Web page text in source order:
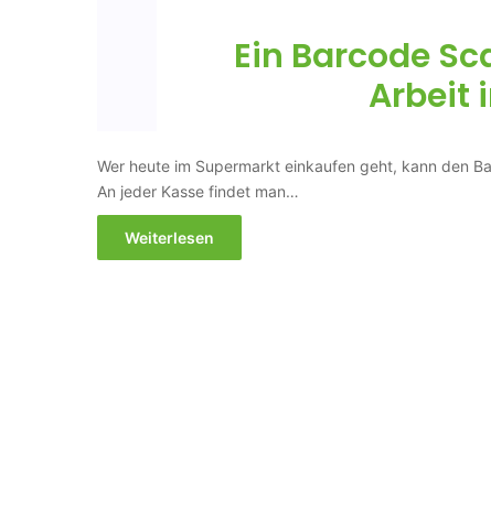
Ein Barcode
Arbeit
Wer heute im Supermarkt einkaufen geht, kann den
An jeder Kasse findet man…
Weiterlesen